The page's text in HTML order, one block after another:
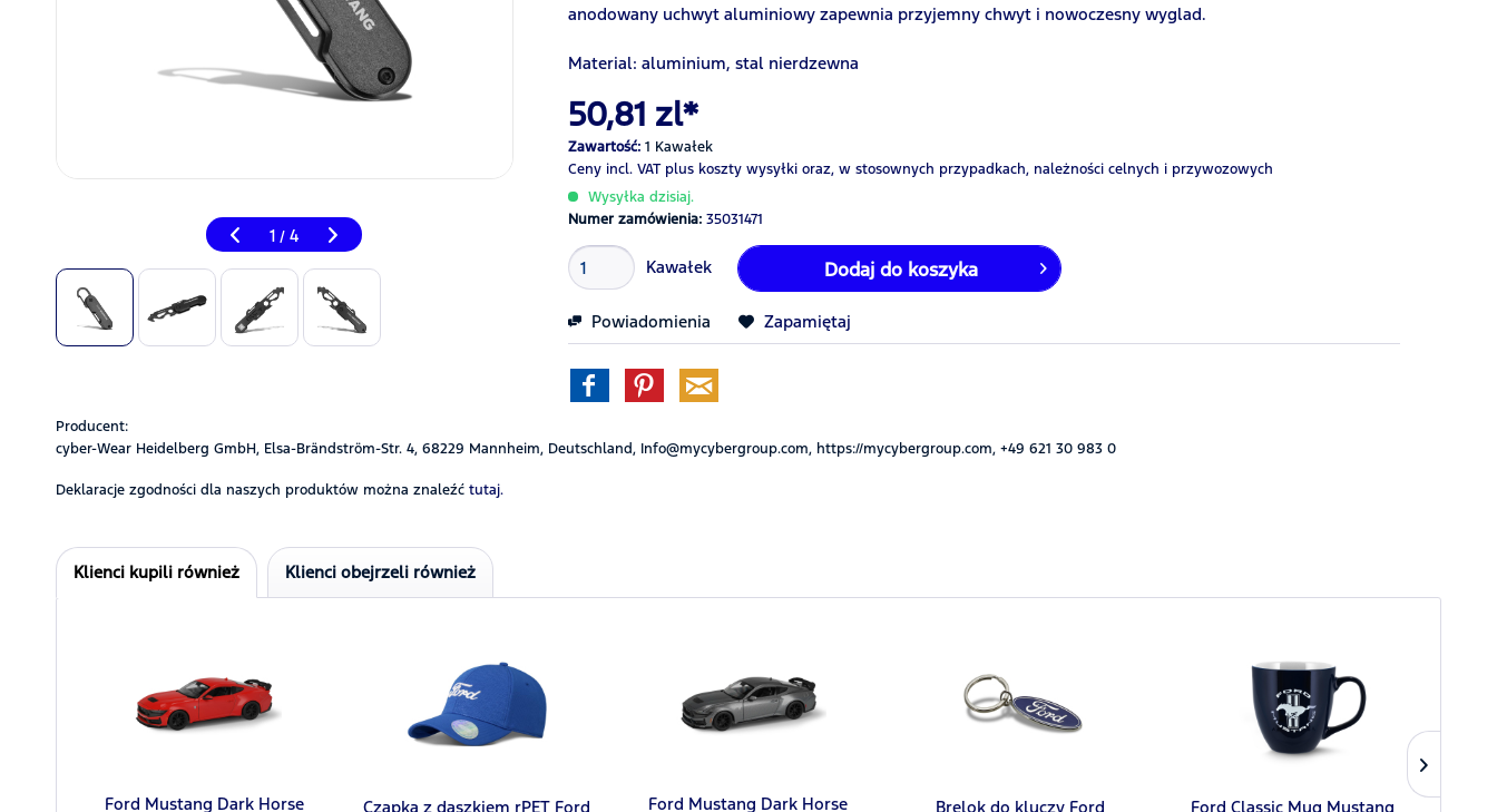
1 / 4
anodowany uchwyt aluminiowy zapewnia przyjemny chwyt i nowoczesny wyglad.
Material: aluminium, stal nierdzewna
50,81 zl*
Zawartość:1 Kawałek
Ceny incl. VAT plus koszty wysyłki oraz, w stosownych przypadkach, należności celnych i przywozowych
Wysyłka dzisiaj.
Numer zamówienia:35031471
Kawałek Dodaj do koszyka
Powiadomienia Zapamiętaj
Producent:
cyber-Wear Heidelberg GmbH, Elsa-Brändström-Str. 4, 68229 Mannheim, Deutschland, Info@mycybergroup.com, https://mycybergroup.com, +49 621 30 983 0
Deklaracje zgodności dla naszych produktów można znaleźć tutaj.
Klienci kupili również Klienci obejrzeli również
Ford Mustang Dark Horse
Czapka z daszkiem rPET Ford
Ford Mustang Dark Horse
Brelok do kluczy Ford
Ford Classic Mug Mustang